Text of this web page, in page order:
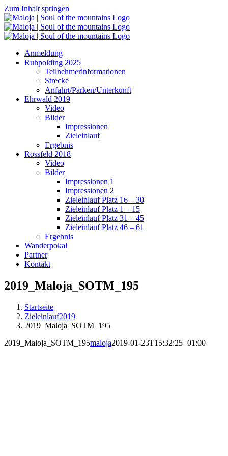
Zum Inhalt springen
Anmeldung
Ruhpolding 2025
Teilnehmerinformationen
Strecke
Anfahrt/Parken/Unterkunft
Ehrwald 2019
Video
Bilder
Impressionen
Zieleinlauf
Ergebnis
Rossfeld 2018
Video
Bilder
Impressionen 1
Impressionen 2
Zieleinlauf Platz 16 – 30
Zieleinlauf Platz 1 – 15
Zieleinlauf Platz 31 – 45
Zieleinlauf Platz 46 – 61
Ergebnis
Wanderpokal
Partner
Kontakt
2019_Maloja_SOTM_195
Startseite
Zieleinlauf2019
2019_Maloja_SOTM_195
2019_Maloja_SOTM_195maloja2019-01-23T15:32:25+01:00